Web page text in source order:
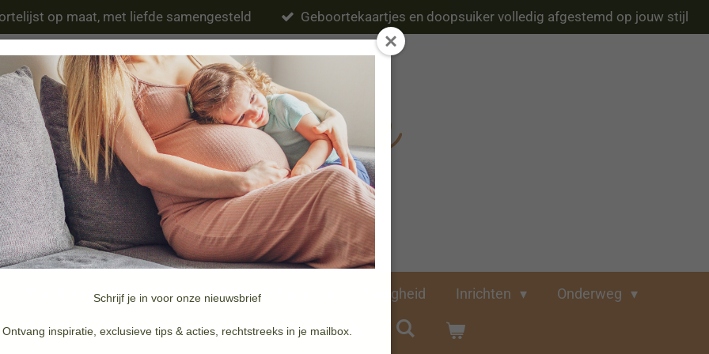
Schrijf je in voor onze nieuwsbrief
Ontvang inspiratie, exclusieve tips & acties, rechtstreeks in je mailbox.
op maat, met liefde samengesteld Geboortekaartjes en doopsuiker volledig afgestemd op jouw stijl
Eten & drinken Verzorging Veiligheid Inrichten Onderweg
Merken Doopsuiker & Geboortekaartjes